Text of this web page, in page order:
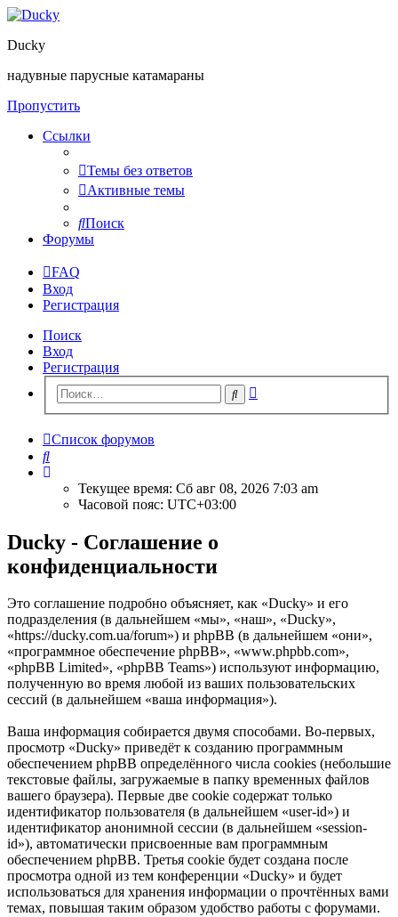
Ducky
надувные парусные катамараны
Пропустить
Ссылки
Темы без ответов
Активные темы
Поиск
Форумы
FAQ
Вход
Регистрация
Поиск
Вход
Регистрация
Поиск
Список форумов
Поиск
Текущее время: Сб авг 08, 2026 7:03 am
Часовой пояс: UTC+03:00
Ducky - Соглашение о
конфиденциальности
Это соглашение подробно объясняет, как «Ducky» и его
подразделения (в дальнейшем «мы», «наш», «Ducky»,
«https://ducky.com.ua/forum») и phpBB (в дальнейшем «они»,
«программное обеспечение phpBB», «www.phpbb.com»,
«phpBB Limited», «phpBB Teams») используют информацию,
полученную во время любой из ваших пользовательских
сессий (в дальнейшем «ваша информация»).
Ваша информация собирается двумя способами. Во-первых,
просмотр «Ducky» приведёт к созданию программным
обеспечением phpBB определённого числа cookies (небольшие
текстовые файлы, загружаемые в папку временных файлов
вашего браузера). Первые две cookie содержат только
идентификатор пользователя (в дальнейшем «user-id») и
идентификатор анонимной сессии (в дальнейшем «session-
id»), автоматически присвоенные вам программным
обеспечением phpBB. Третья cookie будет создана после
просмотра одной из тем конференции «Ducky» и будет
использоваться для хранения информации о прочтённых вами
темах, повышая таким образом удобство работы с форумами.